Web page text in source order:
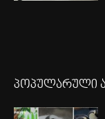
პოპულარული